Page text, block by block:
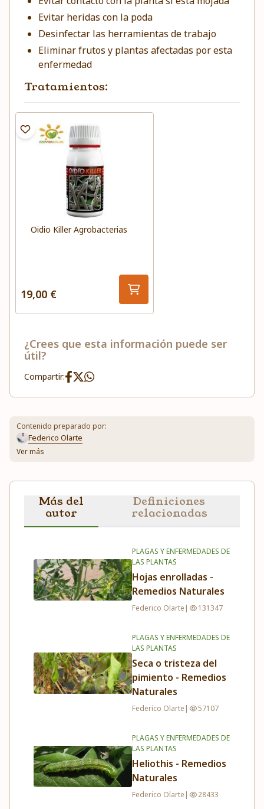
Evitar heridas con la poda
Desinfectar las herramientas de trabajo
Eliminar frutos y plantas afectadas por esta
enfermedad
Tratamientos:
Oidio Killer Agrobacterias
19,00 €
¿Crees que esta información puede ser
útil?
Compartir:
Contenido preparado por:
Federico Olarte
Ver más
Más del
autor
Definiciones
relacionadas
PLAGAS Y ENFERMEDADES DE
LAS PLANTAS
Hojas enrolladas -
Remedios Naturales
Federico Olarte | 131347
PLAGAS Y ENFERMEDADES DE
LAS PLANTAS
Seca o tristeza del
pimiento - Remedios
Naturales
Federico Olarte | 57107
PLAGAS Y ENFERMEDADES DE
LAS PLANTAS
Heliothis - Remedios
Naturales
Federico Olarte | 28433